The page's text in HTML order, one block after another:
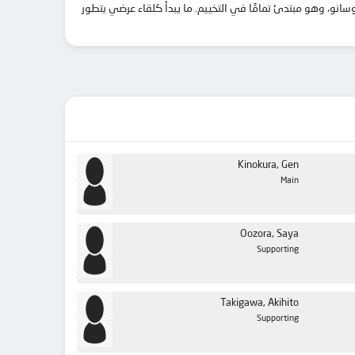
وهو مبتدئ تمامًا في التخييم. ما يبدأ كلقاء عرضي يتطور
Kinokura, Gen
Main
Oozora, Saya
Supporting
Takigawa, Akihito
Supporting